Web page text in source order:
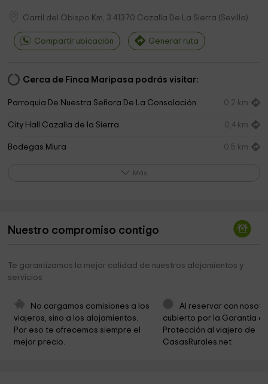
Carril del Obispo Km, 3 41370 Cazalla De La Sierra (Sevilla)
Compartir ubicación Generar ruta
Cerca de Finca Maripasa podrás visitar:
Parroquia De Nuestra Señora De La Consolación 0,2 km
City Hall Cazalla de la Sierra 0,4 km
Bodegas Miura 0,5 km
Area Recreativa Molino del Corcho 3,9 km
Sierra Norte
Ermita Nuestra Señora Del Espino
Arbolé Park
Iglesia de El Pedroso 9,5 km
Más
Nuestro compromiso contigo
Te garantizamos la mejor calidad de nuestros alojamientos y
servicios
No cargamos comisiones a los
viajeros, sino a los alojamientos.
Por eso te ofrecemos siempre el
mejor precio.
Al reservar con
cubierto por la Garantía
Protección al viajero de
CasasRurales.net